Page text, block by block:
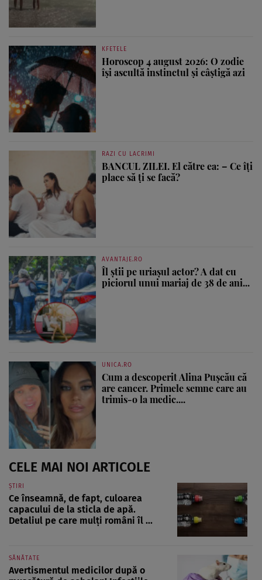
KFETELE
Horoscop 4 august 2026: O zodie
își ascultă instinctul și câștigă azi
RAZI CU LACRIMI
BANCUL ZILEI. El către ea: – Ce îți
place să ți se facă?
AVANTAJE.RO
Îl știi pe uriașul actor? A dat cu
piciorul unui mariaj de 38 de ani...
UNICA.RO
Cum a descoperit Alina Pușcău că
are cancer. Primele semne care au
trimis-o la medic....
CELE MAI NOI ARTICOLE
ȘTIRI
Ce înseamnă, de fapt, culoarea
capacului de la sticla de apă.
Detaliul pe care mulți români îl ...
SĂNĂTATE
Avertismentul medicilor după o